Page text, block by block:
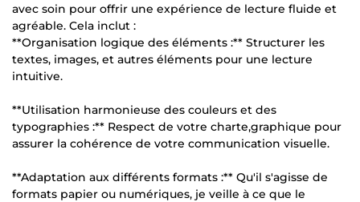
avec soin pour offrir une expérience de lecture fluide et
agréable. Cela inclut :
**Organisation logique des éléments :** Structurer les
textes, images, et autres éléments pour une lecture
intuitive.
**Utilisation harmonieuse des couleurs et des
typographies :** Respect de votre charte,graphique pour
assurer la cohérence de votre communication visuelle.
**Adaptation aux différents formats :** Qu'il s'agisse de
formats papier ou numériques, je veille à ce que le